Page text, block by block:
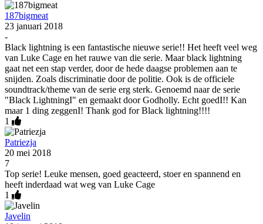
187bigmeat
23 januari 2018
-
Black lightning is een fantastische nieuwe serie!! Het heeft veel weg
van Luke Cage en het rauwe van die serie. Maar black lightning
gaat net een stap verder, door de hede daagse problemen aan te
snijden. Zoals discriminatie door de politie. Ook is de officiele
soundtrack/theme van de serie erg sterk. Genoemd naar de serie
"Black LightningI" en gemaakt door Godholly. Echt goedI!! Kan
maar 1 ding zeggenI! Thank god for Black lightning!!!!
1
Patriezja
20 mei 2018
7
Top serie! Leuke mensen, goed geacteerd, stoer en spannend en
heeft inderdaad wat weg van Luke Cage
1
Javelin